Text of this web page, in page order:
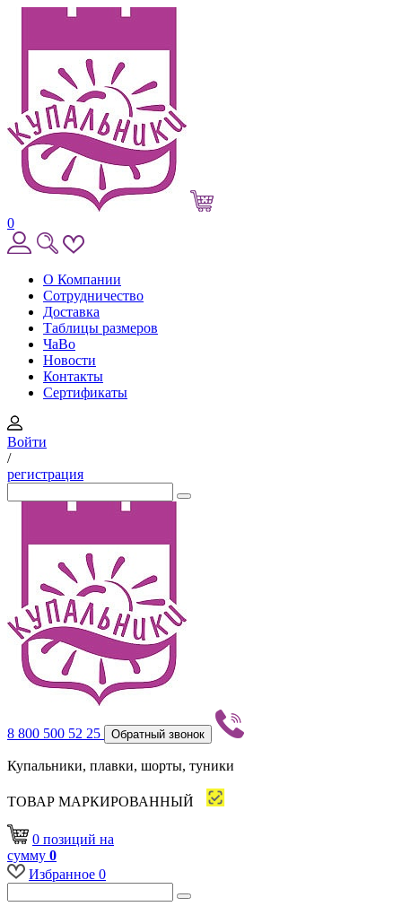
0
О Компании
Сотрудничество
Доставка
Таблицы размеров
ЧаВо
Новости
Контакты
Сертификаты
Войти
/
регистрация
8 800 500 52 25 Обратный звонок
Купальники, плавки, шорты, туники
ТОВАР МАРКИРОВАННЫЙ
0 позиций на
сумму 0
Избранное 0